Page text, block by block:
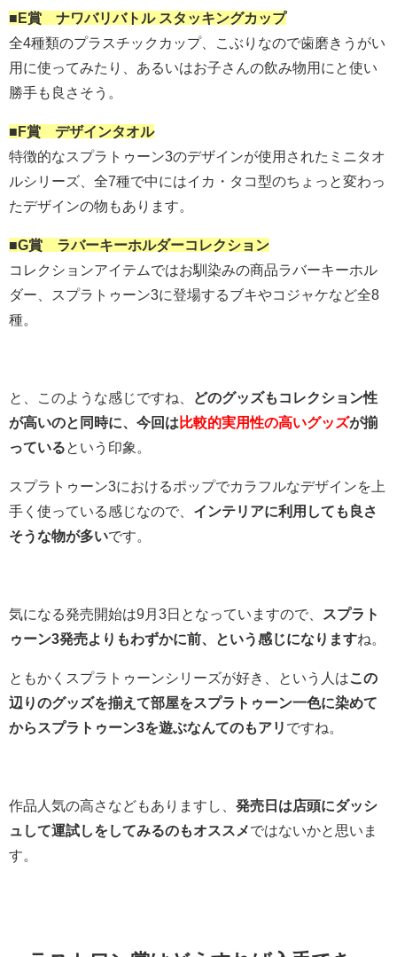
■E賞 ナワバリバトル スタッキングカップ
全4種類のプラスチックカップ、こぶりなので歯磨きうがい
用に使ってみたり、あるいはお子さんの飲み物用にと使い
勝手も良さそう。
■F賞 デザインタオル
特徴的なスプラトゥーン3のデザインが使用されたミニタオ
ルシリーズ、全7種で中にはイカ・タコ型のちょっと変わっ
たデザインの物もあります。
■G賞 ラバーキーホルダーコレクション
コレクションアイテムではお馴染みの商品ラバーキーホル
ダー、スプラトゥーン3に登場するブキやコジャケなど全8
種。
と、このような感じですね、
どのグッズもコレクション性
が高いのと同時に、今回は 比較的実用性の高いグッズが揃
っているという印象。
スプラトゥーン3におけるポップでカラフルなデザインを上
手く使っている感じなので、 インテリアに利用しても良さ
そうな物が多いです。
気になる発売開始は9月3日となっていますので、
スプラト
ゥーン3発売よりもわずかに前、という感じになりますね。
ともかくスプラトゥーンシリーズが好き、という人はこの
辺りのグッズを揃えて部屋をスプラトゥーン一色に染めて
からスプラトゥーン3を遊ぶなんてのもアリ ですね。
作品人気の高さなどもありますし、 発売日は店頭にダッシ
ュして運試しをしてみるのもオススメではないかと思いま
す。